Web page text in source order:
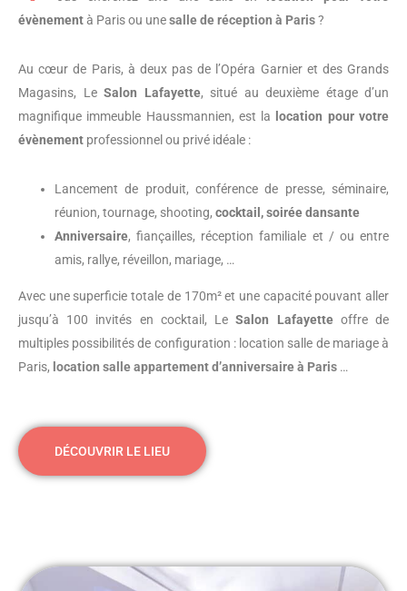
évènementà Paris ou unesalle de réception à Paris?
Au cœur de Paris, à deux pas de l’Opéra Garnier et des Grands
Magasins, Le Salon Lafayette, situé au deuxième étage d’un
magnifique immeuble Haussmannien, est la
location pour votre
évènement professionnel ou privé idéale :
Lancement de produit, conférence de presse, séminaire,
réunion, tournage, shooting, cocktail, soirée dansante
Anniversaire, fiançailles, réception familiale et / ou entre
amis, rallye, réveillon, mariage, …
Avec une superficie totale de 170m² et une capacité pouvant aller
jusqu’à 100 invités en cocktail, LeSalon Lafayetteoffre de
multiples possibilités de configuration : location salle de mariage à
Paris, location salle appartement d’anniversaire à Paris …
DÉCOUVRIR LE LIEU